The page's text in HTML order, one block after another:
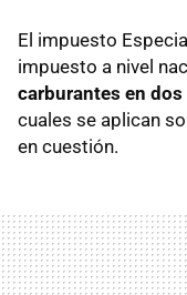
El impuesto
impuesto a nivel
carburantes en
cuales se aplican
en cuestión.